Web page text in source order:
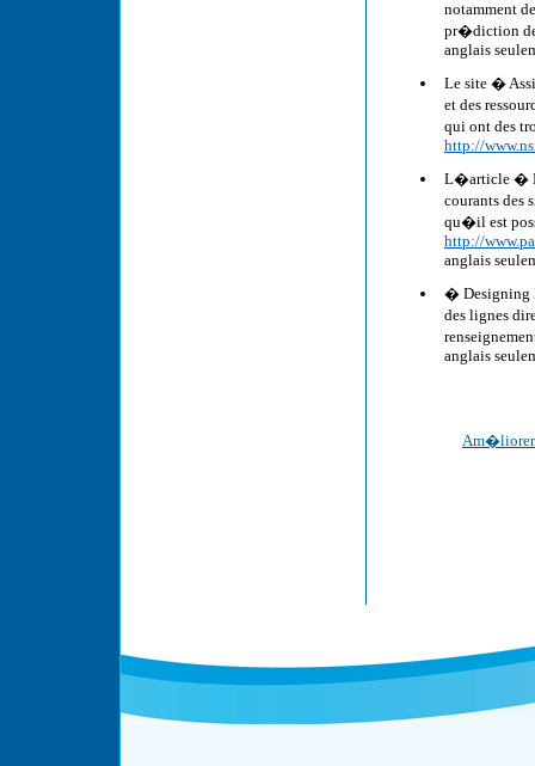
notamment
pr�diction
anglais
Le site �
et des
qui ont des
http://
L�article �
courants des
qu�il est
http://
anglais
� Designing
des lignes
anglais
Am�liorer